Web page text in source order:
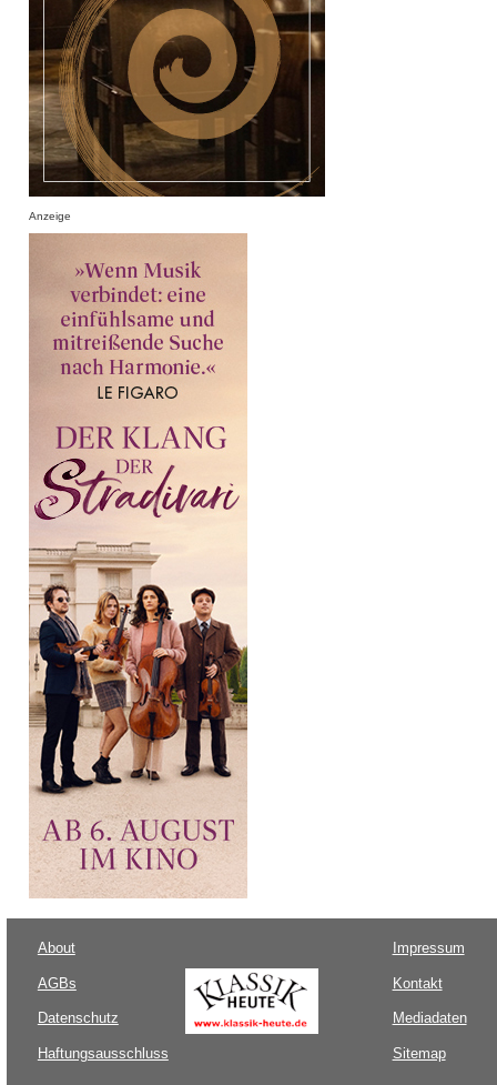
Anzeige
About
AGBs
Datenschutz
Haftungsausschluss
Impressum
Kontakt
Mediadaten
Sitemap